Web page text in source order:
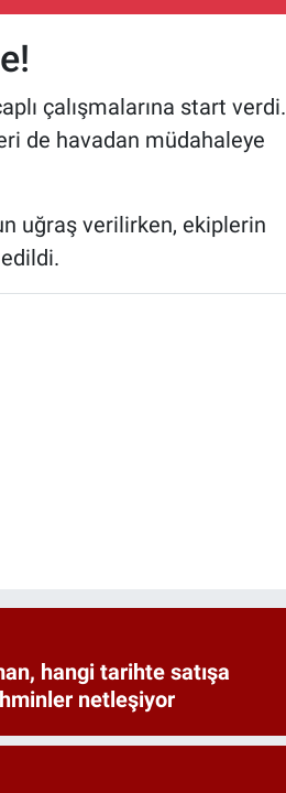
çalışmalarına start verdi.
de havadan müdahaleye
uğraş verilirken, ekiplerin
hangi tarihte satışa
netleşiyor